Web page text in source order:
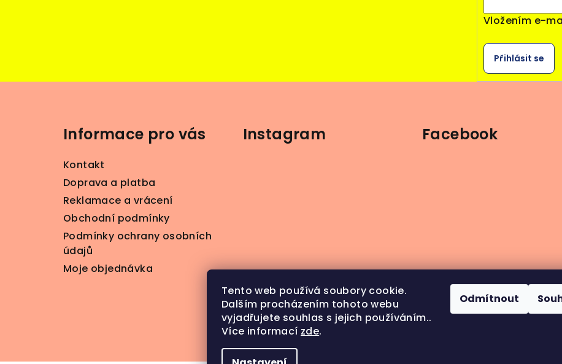
Tento web používá soubory cookie.
Dalším procházením tohoto webu
vyjadřujete souhlas s jejich používáním..
Více informací zde.
Odmítnout
Vložením e-
Přihlásit se
Informace pro vás
Kontakt
Doprava a platba
Reklamace a vrácení
Obchodní podmínky
Podmínky ochrany osobních
údajů
Moje objednávka
Instagram
Sledovat na Instagramu
Facebook